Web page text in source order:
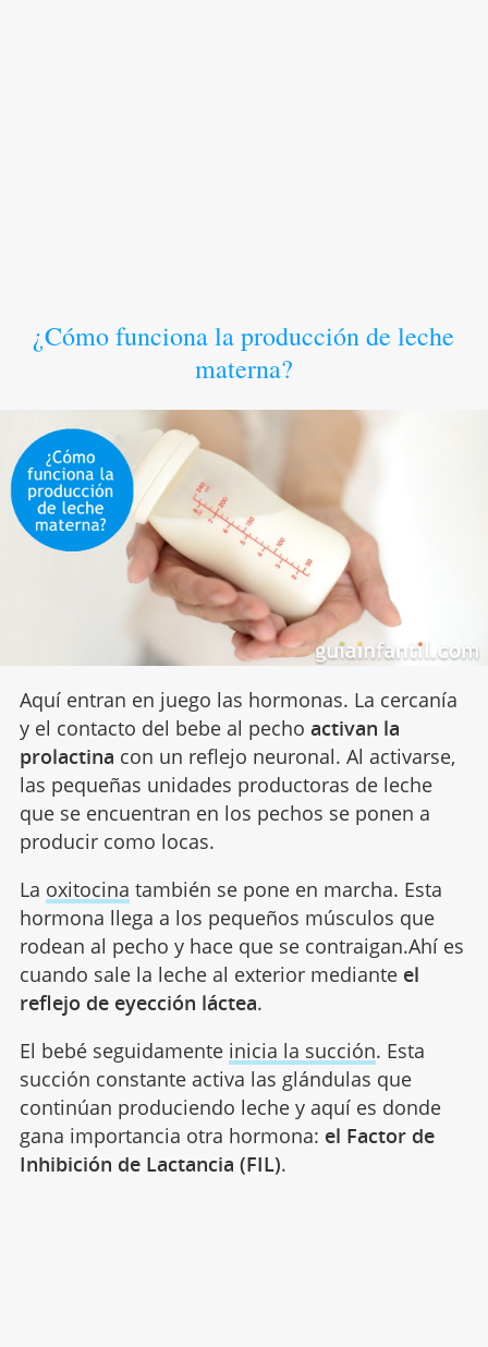
¿Cómo funciona la producción de leche
materna?
Aquí entran en juego las hormonas. La cercanía
y el contacto del bebe al pecho activan la
prolactina con un reflejo neuronal. Al activarse,
las pequeñas unidades productoras de leche
que se encuentran en los pechos se ponen a
producir como locas.
La oxitocina también se pone en marcha. Esta
hormona llega a los pequeños músculos que
rodean al pecho y hace que se contraigan.Ahí es
cuando sale la leche al exterior mediante el
reflejo de eyección láctea.
El bebé seguidamente inicia la succión. Esta
succión constante activa las glándulas que
continúan produciendo leche y aquí es donde
gana importancia otra hormona: el Factor de
Inhibición de Lactancia (FIL).